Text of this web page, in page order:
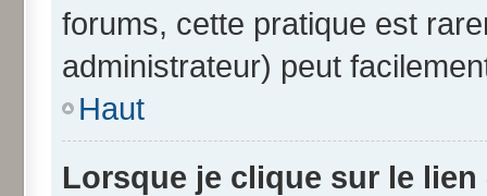
forums, cette pratique est
administrateur) peut
Haut
Lorsque je clique sur le lien